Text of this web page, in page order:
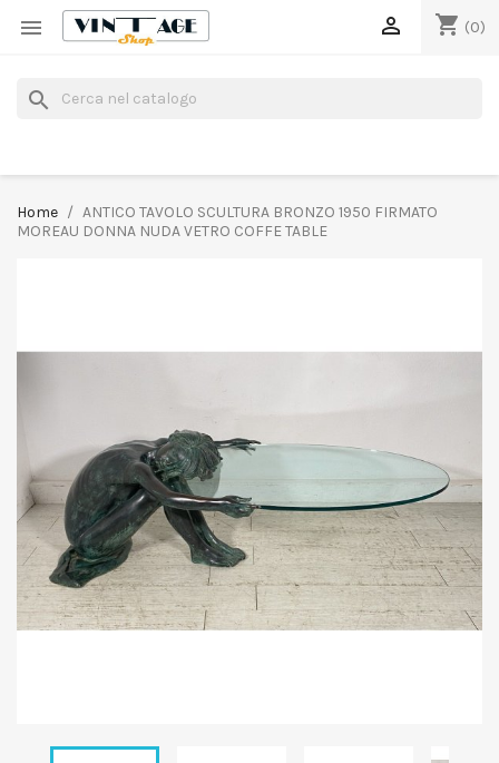
 shopping_cart (0)

search
Home
ANTICO TAVOLO SCULTURA BRONZO 1950 FIRMATO
MOREAU DONNA NUDA VETRO COFFE TABLE